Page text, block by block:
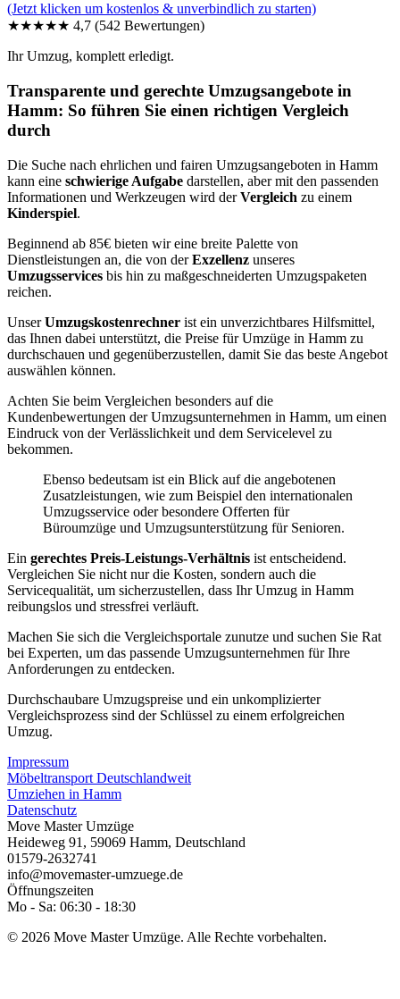
(Jetzt klicken um kostenlos & unverbindlich zu starten)
★★★★★ 4,7 (542 Bewertungen)
Ihr Umzug, komplett erledigt.
Transparente und gerechte Umzugsangebote in
Hamm: So führen Sie einen richtigen Vergleich
durch
Die Suche nach ehrlichen und fairen Umzugsangeboten in Hamm
kann eine schwierige Aufgabe darstellen, aber mit den passenden
Informationen und Werkzeugen wird derVergleich zu einem
Kinderspiel.
Beginnend ab 85€ bieten wir eine breite Palette von
Dienstleistungen an, die von derExzellenz unseres
Umzugsservices bis hin zu maßgeschneiderten Umzugspaketen
reichen.
UnserUmzugskostenrechner ist ein unverzichtbares Hilfsmittel,
das Ihnen dabei unterstützt, die Preise für Umzüge in Hamm zu
durchschauen und gegenüberzustellen, damit Sie das beste Angebot
auswählen können.
Achten Sie beim Vergleichen besonders auf die
Kundenbewertungen der Umzugsunternehmen in Hamm, um einen
Eindruck von der Verlässlichkeit und dem Servicelevel zu
bekommen.
Ebenso bedeutsam ist ein Blick auf die angebotenen
Zusatzleistungen, wie zum Beispiel den internationalen
Umzugsservice oder besondere Offerten für
Büroumzüge und Umzugsunterstützung für Senioren.
Ein gerechtes Preis-Leistungs-Verhältnis ist entscheidend.
Vergleichen Sie nicht nur die Kosten, sondern auch die
Servicequalität, um sicherzustellen, dass Ihr Umzug in Hamm
reibungslos und stressfrei verläuft.
Machen Sie sich die Vergleichsportale zunutze und suchen Sie Rat
bei Experten, um das passende Umzugsunternehmen für Ihre
Anforderungen zu entdecken.
Durchschaubare Umzugspreise und ein unkomplizierter
Vergleichsprozess sind der Schlüssel zu einem erfolgreichen
Umzug.
Impressum
Möbeltransport Deutschlandweit
Umziehen in Hamm
Datenschutz
Move Master Umzüge
Heideweg 91 , 59069 Hamm, Deutschland
01579-2632741
info@movemaster-umzuege.de
Öffnungszeiten
Mo - Sa: 06:30 - 18:30
© 2026 Move Master Umzüge. Alle Rechte vorbehalten.